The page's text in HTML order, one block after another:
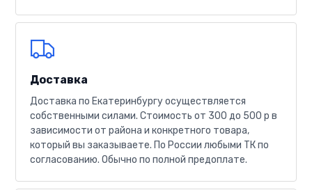
Доставка
Доставка по Екатеринбургу осуществляется
собственными силами. Стоимость от 300 до 500 р в
зависимости от района и конкретного товара,
который вы заказываете. По России любыми ТК по
согласованию. Обычно по полной предоплате.